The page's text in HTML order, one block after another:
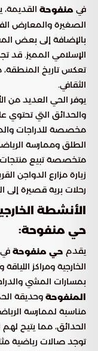
في منفوحة
الصغيرة والمعارض
بالإضافة إلى بعض
الإسلامي المميز. قد
تعكس تاريخ المنطقة،
الثقافي.
يوفر الحي العديد من
والحدائق التي تحتوي
مخصصة للدراجات
الطلق وممارسة
متخصصة تبيع منتجات
زيارة مزارع الدواجن
رحلات برية قصيرة إلى
الأنشطة
حي منفوحة:
يقدم حي منفوحة
الخارجية ومراكز
بمسارات المشي
المنفوحة وحديقة
مناسبة لممارسة
الحدائق، مما يتيح لهم
توجد صالات رياضية